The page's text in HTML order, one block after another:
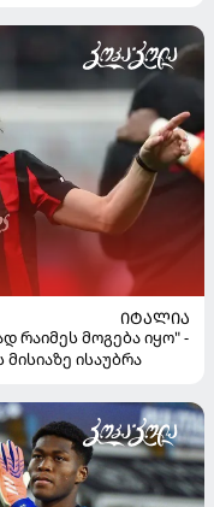
ᲘᲢᲐᲚᲘᲐ
რაიმეს მოგება იყო" -
ისაუბრა